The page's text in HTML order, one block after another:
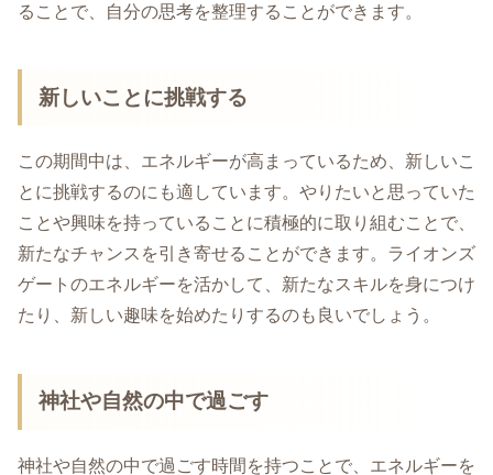
ることで、自分の思考を整理することができます。
新しいことに挑戦する
この期間中は、エネルギーが高まっているため、新しいこ
とに挑戦するのにも適しています。やりたいと思っていた
ことや興味を持っていることに積極的に取り組むことで、
新たなチャンスを引き寄せることができます。ライオンズ
ゲートのエネルギーを活かして、新たなスキルを身につけ
たり、新しい趣味を始めたりするのも良いでしょう。
神社や自然の中で過ごす
神社や自然の中で過ごす時間を持つことで、エネルギーを